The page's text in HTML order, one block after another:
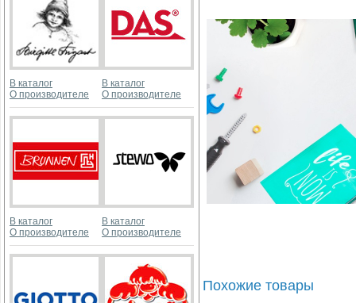
В каталог
О производителе
В каталог
О производителе
В каталог
О производителе
В каталог
О производителе
Похожие товары